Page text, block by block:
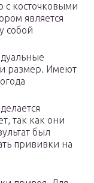
с косточковыми
является
собой
размер. Имеют
так как они
был
прививки на